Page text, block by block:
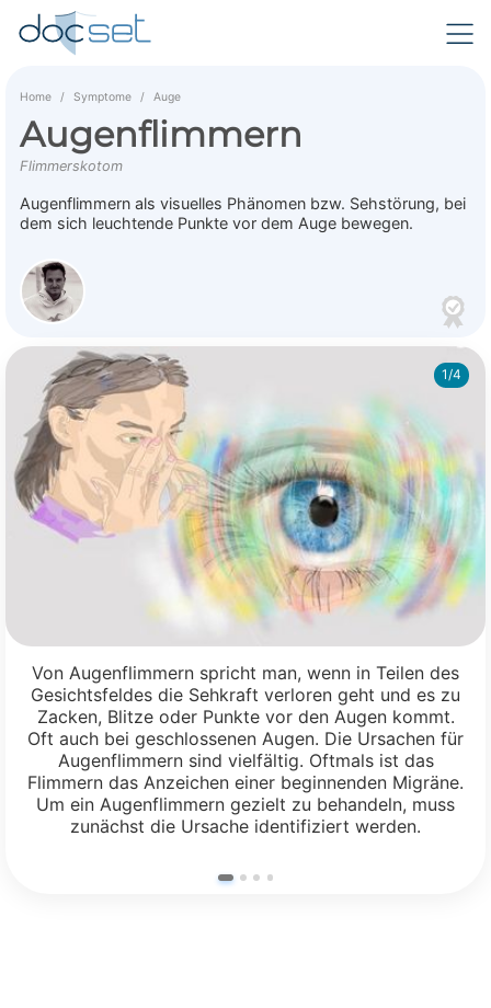
Home Symptome Auge
Augenflimmern
Flimmerskotom
Augenflimmern als visuelles Phänomen bzw. Sehstörung, bei
dem sich leuchtende Punkte vor dem Auge bewegen.
1/4
Von Augenflimmern spricht man, wenn in Teilen des
Gesichtsfeldes die Sehkraft verloren geht und es zu
Zacken, Blitze oder Punkte vor den Augen kommt.
Oft auch bei geschlossenen Augen. Die Ursachen für
Augenflimmern sind vielfältig. Oftmals ist das
Flimmern das Anzeichen einer beginnenden Migräne.
Um ein Augenflimmern gezielt zu behandeln, muss
zunächst die Ursache identifiziert werden.